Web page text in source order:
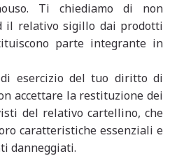
Ti chiediamo di non
il relativo sigillo dai prodotti
parte integrante in
esercizio del tuo diritto di
accettare la restituzione dei
del relativo cartellino, che
caratteristiche essenziali e
danneggiati.